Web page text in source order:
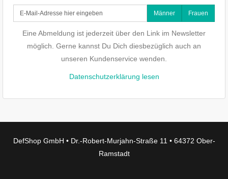
Männer Frauen
Eine Abmeldung ist jederzeit über den Link im Newsletter
möglich. Gerne kannst Du Dich diesbezüglich auch an
unseren Kundenservice wenden.
Datenschutzerklärung lesen
DefShop GmbH • Dr.-Robert-Murjahn-Straße 11 • 64372 Ober-
Ramstadt